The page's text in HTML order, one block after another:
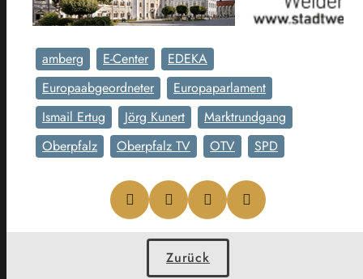
amberg E-Center
EDEKA
Europaabgeordneter
Europaparlament
Ismail Ertug
Jörg Kunert
Marktrundgang
Oberpfalz
Oberpfalz TV OTV SPD
Zurück